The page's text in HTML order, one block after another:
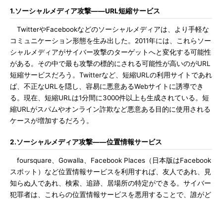
1.ソーシャルメディア攻撃――URL短縮サービス
TwitterやFacebookなどのソーシャルメディアは、より手軽な
コミュニケーション形態を生み出した。2011年には、これらソー
シャルメディアがサイバー攻撃のターゲットへと変化する可能性
がある。その中で最も攻撃の標的にされる可能性が高いのがURL
短縮サービスだろう。Twitterなど、短縮URLの利用サイトであれ
ば、不正なURLを隠し、容易に悪意あるWebサイトに誘導でき
る。現在、短縮URLは1分間に3000件以上も生成されている。短
縮URLがスパムやオンライン詐欺など悪意ある目的に使用される
ケースが増加するだろう。
2.ソーシャルメディア攻撃――位置情報サービス
foursquare、Gowalla、Facebook Places（日本版はFacebook
スポット）など位置情報サービスを利用すれば、友人であれ、見
知らぬ人であれ、検索、追跡、居場所の特定ができる。サイバー
犯罪者は、これらの位置情報サービスを悪用することで、誰がど